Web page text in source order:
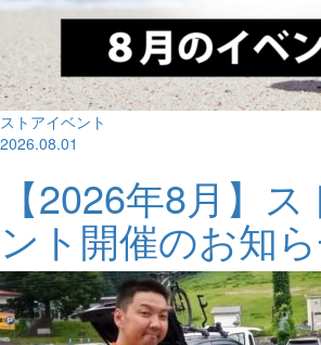
ストアイベント
2026.08.01
【2026年8月】
ント開催のお知